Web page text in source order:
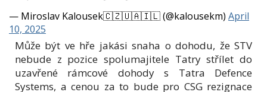
— Miroslav Kalousek🇨🇿🇺🇦🇮🇱 (@kalousekm) April
10, 2025
Může být ve hře jakási snaha o dohodu, že STV
nebude z pozice spolumajitele Tatry střílet do
uzavřené rámcové dohody s Tatra Defence
Systems, a cenou za to bude pro CSG rezignace